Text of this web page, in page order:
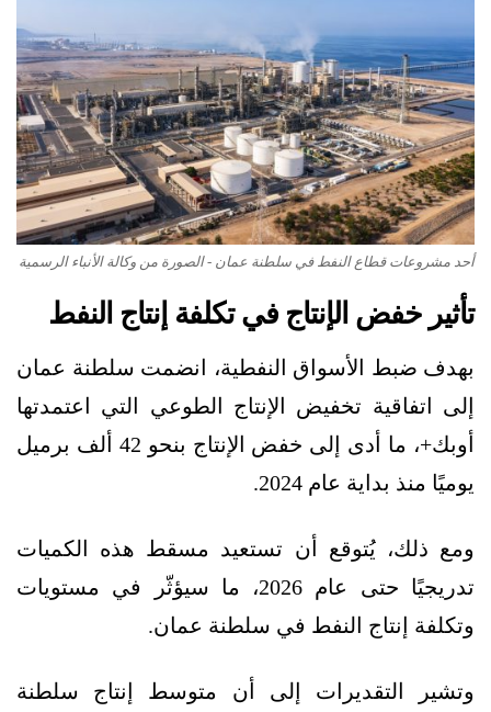
أحد مشروعات قطاع النفط في سلطنة عمان - الصورة من وكالة الأنباء الرسمية
تأثير خفض الإنتاج في تكلفة إنتاج النفط
بهدف ضبط الأسواق النفطية، انضمت سلطنة عمان
إلى اتفاقية تخفيض الإنتاج الطوعي التي اعتمدتها
أوبك+، ما أدى إلى خفض الإنتاج بنحو 42 ألف برميل
يوميًا منذ بداية عام 2024.
ومع ذلك، يُتوقع أن تستعيد مسقط هذه الكميات
تدريجيًا حتى عام 2026، ما سيؤثّر في مستويات
وتكلفة إنتاج النفط في سلطنة عمان.
وتشير التقديرات إلى أن متوسط إنتاج سلطنة